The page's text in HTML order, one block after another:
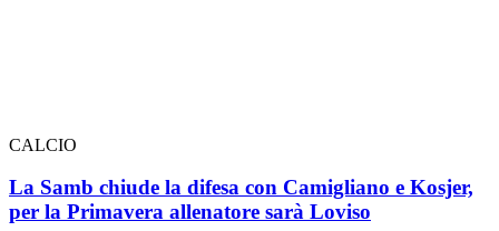
CALCIO
La Samb chiude la difesa con Camigliano e Kosjer,
per la Primavera allenatore sarà Loviso